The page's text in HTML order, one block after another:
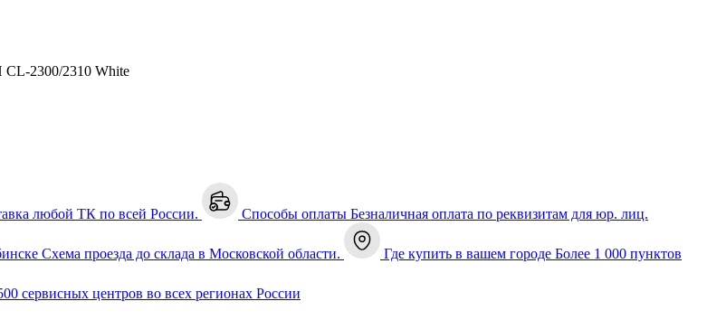
CL-2300/2310 White
любой ТК по всей России. Способы оплаты Безналичная оплата по реквизитам для юр. лиц.
Схема проезда до склада в Московской области. Где купить в вашем городе Более 1 000 пунктов
сервисных центров во всех регионах России